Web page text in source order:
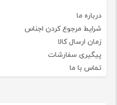
درباره ما
شرایط مرجوع کردن اجناس
زمان ارسال کالا
پیگیری سفارشات
تماس با ما